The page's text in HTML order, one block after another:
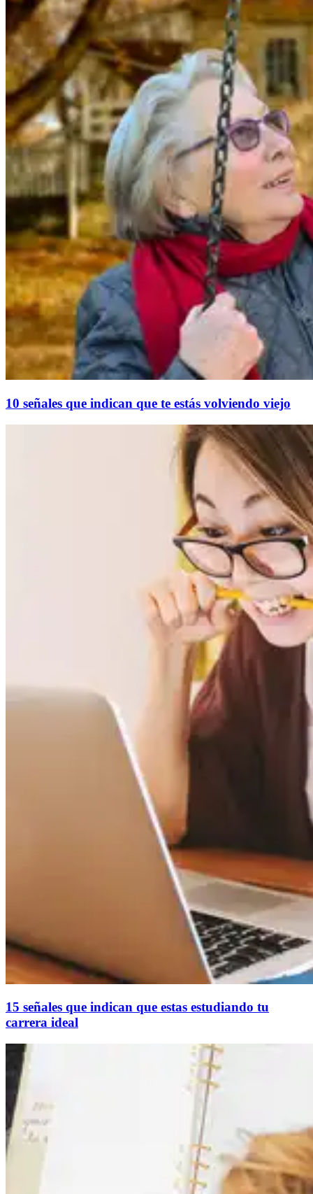
10 señales que indican que te estás volviendo viejo
15 señales que indican que estas estudiando tu
carrera ideal